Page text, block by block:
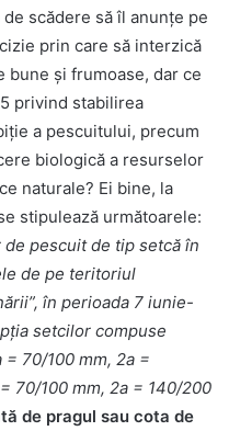
scădere să îl anunțe pe
prin care să interzică
bune și frumoase, dar ce
privind stabilirea
a pescuitului, precum
biologică a resurselor
naturale? Ei bine, la
stipulează următoarele:
pescuit de tip setcă în
de pe teritoriul
în perioada 7 iunie-
setcilor compuse
70/100 mm, 2a =
70/100 mm, 2a = 140/200
de pragul sau cota de